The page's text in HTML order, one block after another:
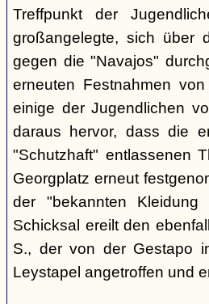
Treffpunkt der
großangelegte, sich über
gegen die "Navajos"
erneuten Festnahmen
einige der Jugendlichen
daraus hervor, dass die
"Schutzhaft" entlassenen
Georgplatz erneut
der "bekannten
Schicksal ereilt den
S., der von der Gestapo
Leystapel angetroffen und